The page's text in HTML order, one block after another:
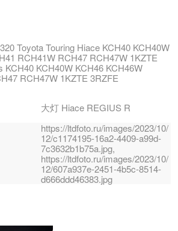
Toyota Touring Hiace KCH40 KCH40W
RCH41W RCH47 RCH47W 1KZTE
KCH40 KCH40W KCH46 KCH46W
RCH47W 1KZTE 3RZFE
大灯 Hiace REGIUS R
https://ltdfoto.ru/images/2023/10/
12/c1174195-16a2-4409-a99d-
7c3632b1b75a.jpg,
https://ltdfoto.ru/images/2023/10/
12/607a937e-2451-4b5c-8514-
d666ddd46383.jpg